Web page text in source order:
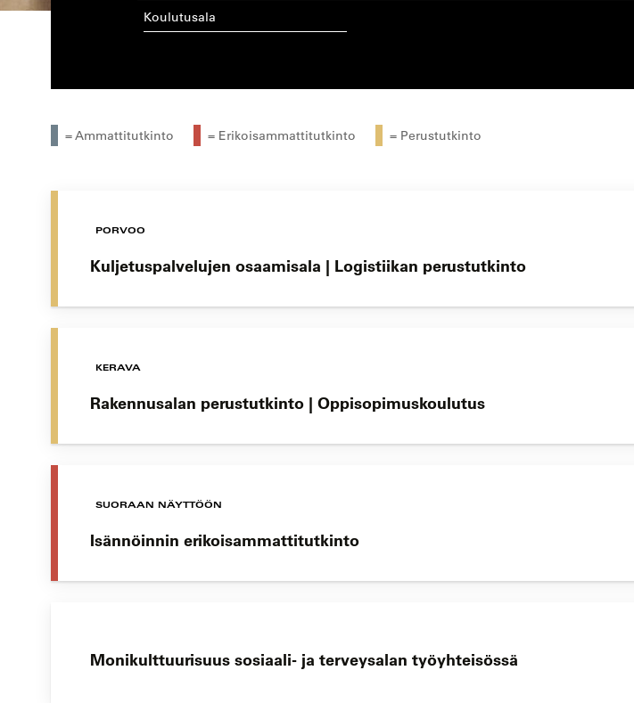
koulutusala
= Ammattitutkinto = Erikoisammattitutkinto = Perustutkinto
PORVOO
Kuljetuspalvelujen osaamisala | Logistiikan perustutkinto
KERAVA
Rakennusalan perustutkinto | Oppisopimuskoulutus
SUORAAN NÄYTTÖÖN
Isännöinnin erikoisammattitutkinto
Monikulttuurisuus sosiaali- ja terveysalan työyhteisössä